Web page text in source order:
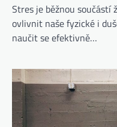
Stres je běžnou
ovlivnit naše fyzické i
naučit se efektivně…